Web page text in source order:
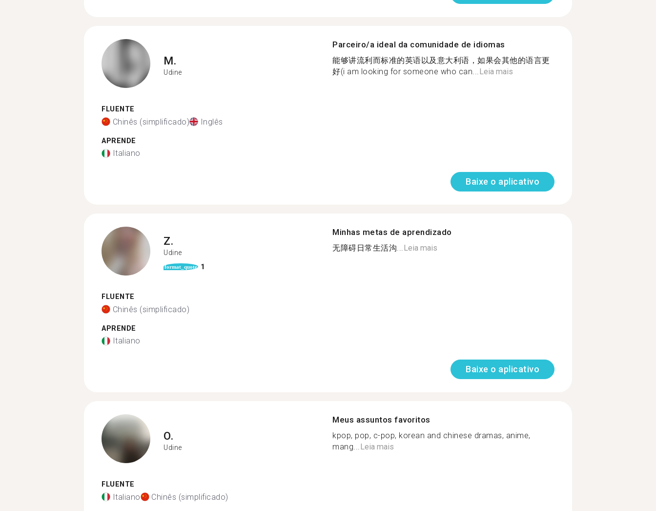
M.
Udine
FLUENTE
Chinês (simplificado) Inglês
APRENDE
Italiano
Parceiro/a ideal da comunidade de idiomas
能够讲流利而标准的英语以及意大利语，如果会其他的语言更
好(i am looking for someone who can...Leia mais
Baixe o aplicativo
Z.
Udine
format_quote 1
FLUENTE
Chinês (simplificado)
APRENDE
Italiano
Minhas metas de aprendizado
无障碍日常生活沟...Leia mais
Baixe o aplicativo
O.
Udine
FLUENTE
Italiano Chinês (simplificado)
Meus assuntos favoritos
kpop, pop, c-pop, korean and chinese dramas, anime,
mang...Leia mais